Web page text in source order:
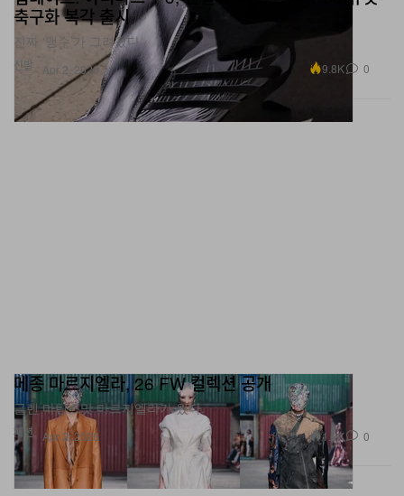
신발
축구화 복각 출시
진짜 ‘맹수’가 그려졌다.
Apr 2, 2026 9.8K 0
패션
메종 마르지엘라, 26 FW 컬렉션 공개
글렌 마틴스맛 마르지엘라가 왔다.
Apr 2, 2026 1.2K 0